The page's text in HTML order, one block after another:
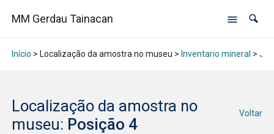
MM Gerdau Tainacan
Início > Localização da amostra no museu > Inventario mineral >
Localização da amostra no
museu: Posição 4
Voltar